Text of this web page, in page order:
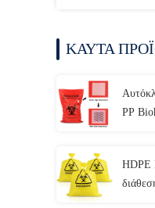
ΚΑΥΤΑ
PP
HDPE